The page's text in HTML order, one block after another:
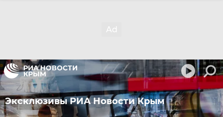
Эксклюзивы РИА Новости Крым